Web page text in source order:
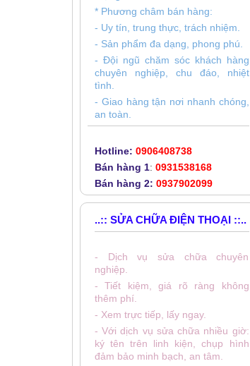
* Phương châm bán hàng:
- Uy tín, trung thực, trách nhiệm.
- Sản phẩm đa dạng, phong phú.
- Đội ngũ chăm sóc khách hàng
chuyên nghiệp, chu đáo, nhiệt
tình.
- Giao hàng tận nơi nhanh chóng,
an toàn.
Hotline: 0906408738
Bán hàng 1: 0931538168
Bán hàng 2: 0937902099
..:: SỬA CHỮA ĐIỆN THOẠI ::..
- Dịch vụ sửa chữa chuyên
nghiệp.
- Tiết kiệm, giá rõ ràng không
thêm phí.
- Xem trực tiếp, lấy ngay.
- Với dịch vụ sửa chữa nhiều giờ:
ký tên trên linh kiện, chụp hình
đảm bảo minh bạch, an tâm.